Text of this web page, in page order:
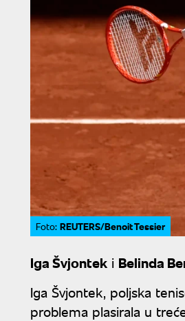
Foto: REUTERS/Benoit Tessier
Iga Švjontek i Belinda
Iga Švjontek, poljska
problema plasirala u